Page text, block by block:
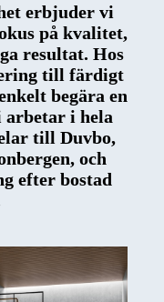
erbjuder vi
på kvalitet,
resultat. Hos
till färdigt
begära en
i hela
till Duvbo,
och
efter bostad